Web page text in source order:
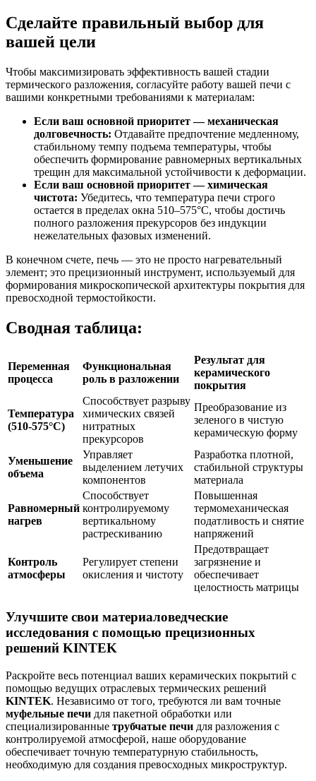
Сделайте правильный выбор для
вашей цели
Чтобы максимизировать эффективность вашей стадии
термического разложения, согласуйте работу вашей печи с
вашими конкретными требованиями к материалам:
Если ваш основной приоритет — механическая
долговечность: Отдавайте предпочтение медленному,
стабильному темпу подъема температуры, чтобы
обеспечить формирование равномерных вертикальных
трещин для максимальной устойчивости к деформации.
Если ваш основной приоритет — химическая
чистота: Убедитесь, что температура печи строго
остается в пределах окна 510–575°C, чтобы достичь
полного разложения прекурсоров без индукции
нежелательных фазовых изменений.
В конечном счете, печь — это не просто нагревательный
элемент; это прецизионный инструмент, используемый для
формирования микроскопической архитектуры покрытия для
превосходной термостойкости.
Сводная таблица:
Переменная
процесса
Функциональная
роль в разложении
Результат для
керамического
покрытия
Температура
(510-575°C)
Способствует разрыву
химических связей
нитратных
прекурсоров
Преобразование из
зеленого в чистую
керамическую форму
Уменьшение
объема
Управляет
выделением летучих
компонентов
Разработка плотной,
стабильной структуры
материала
Равномерный
нагрев
Способствует
контролируемому
вертикальному
растрескиванию
Повышенная
термомеханическая
податливость и снятие
напряжений
Контроль
атмосферы
Регулирует степени
окисления и чистоту
Предотвращает
загрязнение и
обеспечивает
целостность матрицы
Улучшите свои материаловедческие
исследования с помощью прецизионных
решений KINTEK
Раскройте весь потенциал ваших керамических покрытий с
помощью ведущих отраслевых термических решений
KINTEK. Независимо от того, требуются ли вам точные
муфельные печи для пакетной обработки или
специализированные трубчатые печи для разложения с
контролируемой атмосферой, наше оборудование
обеспечивает точную температурную стабильность,
необходимую для создания превосходных микроструктур.